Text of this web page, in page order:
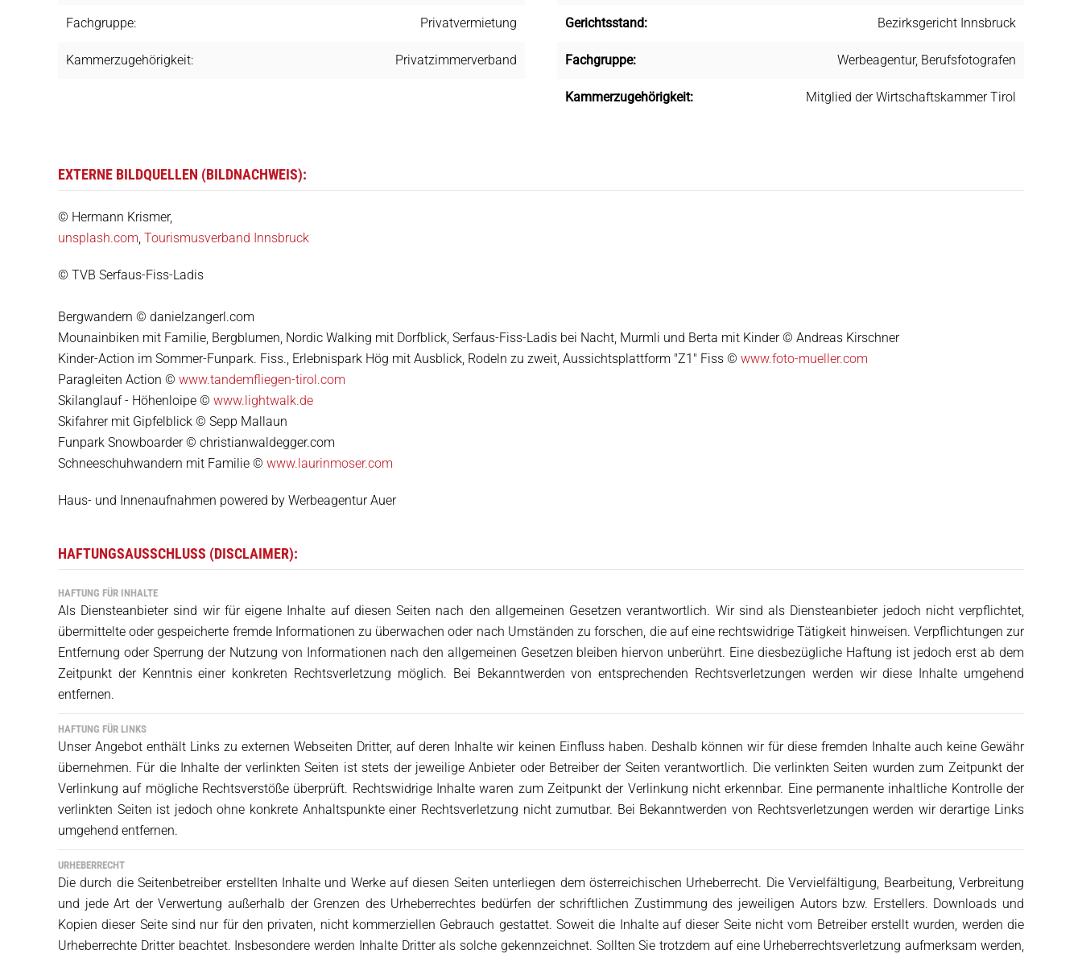
Fachgruppe: Privatvermietung
Kammerzugehörigkeit: Privatzimmerverband
Gerichtsstand: Bezirksgericht Innsbruck
Fachgruppe: Werbeagentur, Berufsfotografen
Kammerzugehörigkeit: Mitglied derWirtschaftskammer Tirol
EXTERNE BILDQUELLEN (BILDNACHWEIS):
© Hermann Krismer,
unsplash.com, Tourismusverband Innsbruck
© TVB Serfaus-Fiss-Ladis
Bergwandern © danielzangerl.com
Mounainbiken mit Familie, Bergblumen, Nordic Walking mit Dorfblick, Serfaus-Fiss-Ladis bei Nacht, Murmli und Berta mit Kinder © Andreas Kirschner
Kinder-Action im Sommer-Funpark. Fiss., Erlebnispark Hög mit Ausblick, Rodeln zu zweit, Aussichtsplattform "Z1" Fiss © www.foto-mueller.com
Paragleiten Action © www.tandemfliegen-tirol.com
Skilanglauf - Höhenloipe © www.lightwalk.de
Skifahrer mit Gipfelblick © Sepp Mallaun
Funpark Snowboarder © christianwaldegger.com
Schneeschuhwandern mit Familie © www.laurinmoser.com
Haus- und Innenaufnahmen powered by Werbeagentur Auer
HAFTUNGSAUSSCHLUSS (DISCLAIMER):
HAFTUNG FÜR INHALTE
Als Diensteanbieter sind wir für eigene Inhalte auf diesen Seiten nach den allgemeinen Gesetzen verantwortlich. Wir sind als Diensteanbieter jedoch nicht verpflichtet,
übermittelte oder gespeicherte fremde Informationen zu überwachen oder nach Umständen zu forschen, die auf eine rechtswidrige Tätigkeit hinweisen. Verpflichtungen zur
Entfernung oder Sperrung der Nutzung von Informationen nach den allgemeinen Gesetzen bleiben hiervon unberührt. Eine diesbezügliche Haftung ist jedoch erst ab dem
Zeitpunkt der Kenntnis einer konkreten Rechtsverletzung möglich. Bei Bekanntwerden von entsprechenden Rechtsverletzungen werden wir diese Inhalte umgehend
entfernen.
HAFTUNG FÜR LINKS
Unser Angebot enthält Links zu externen Webseiten Dritter, auf deren Inhalte wir keinen Einfluss haben. Deshalb können wir für diese fremden Inhalte auch keine Gewähr
übernehmen. Für die Inhalte der verlinkten Seiten ist stets der jeweilige Anbieter oder Betreiber der Seiten verantwortlich. Die verlinkten Seiten wurden zum Zeitpunkt der
Verlinkung auf mögliche Rechtsverstöße überprüft. Rechtswidrige Inhalte waren zum Zeitpunkt der Verlinkung nicht erkennbar. Eine permanente inhaltliche Kontrolle der
verlinkten Seiten ist jedoch ohne konkrete Anhaltspunkte einer Rechtsverletzung nicht zumutbar. Bei Bekanntwerden von Rechtsverletzungen werden wir derartige Links
umgehend entfernen.
URHEBERRECHT
Die durch die Seitenbetreiber erstellten Inhalte und Werke auf diesen Seiten unterliegen dem österreichischen Urheberrecht. Die Vervielfältigung, Bearbeitung, Verbreitung
und jede Art der Verwertung außerhalb der Grenzen des Urheberrechtes bedürfen der schriftlichen Zustimmung des jeweiligen Autors bzw. Erstellers. Downloads und
Kopien dieser Seite sind nur für den privaten, nicht kommerziellen Gebrauch gestattet. Soweit die Inhalte auf dieser Seite nicht vom Betreiber erstellt wurden, werden die
Urheberrechte Dritter beachtet. Insbesondere werden Inhalte Dritter als solche gekennzeichnet. Sollten Sie trotzdem auf eine Urheberrechtsverletzung aufmerksam werden,